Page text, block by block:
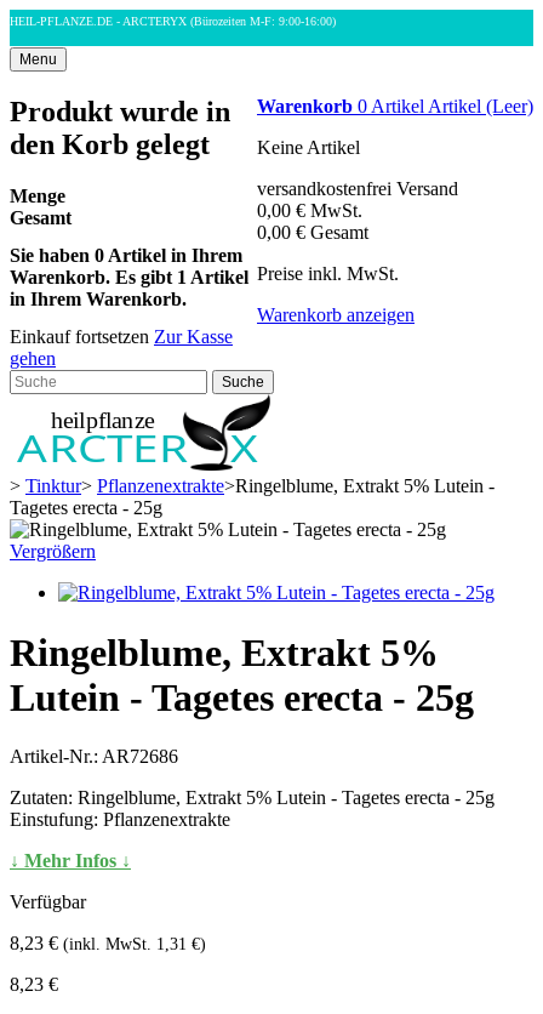
HEIL-PFLANZE.DE - ARCTERYX (Bürozeiten M-F: 9:00-16:00)
Menu
Warenkorb 0 Artikel Artikel (Leer)
Keine Artikel
versandkostenfrei Versand
0,00 € MwSt.
0,00 € Gesamt
Preise inkl. MwSt.
Warenkorb anzeigen
Produkt wurde in
den Korb gelegt
Menge
Gesamt
Sie haben 0 Artikel in Ihrem
Warenkorb. Es gibt 1 Artikel
in Ihrem Warenkorb.
Einkauf fortsetzen Zur Kasse
gehen
Suche
> Tinktur> Pflanzenextrakte>Ringelblume, Extrakt 5% Lutein -
Tagetes erecta - 25g
Vergrößern
Ringelblume, Extrakt 5%
Lutein - Tagetes erecta - 25g
Artikel-Nr.: AR72686
Zutaten: Ringelblume, Extrakt 5% Lutein - Tagetes erecta - 25g
Einstufung: Pflanzenextrakte
↓ Mehr Infos ↓
Verfügbar
8,23 € (inkl. MwSt. 1,31 €)
8,23 €